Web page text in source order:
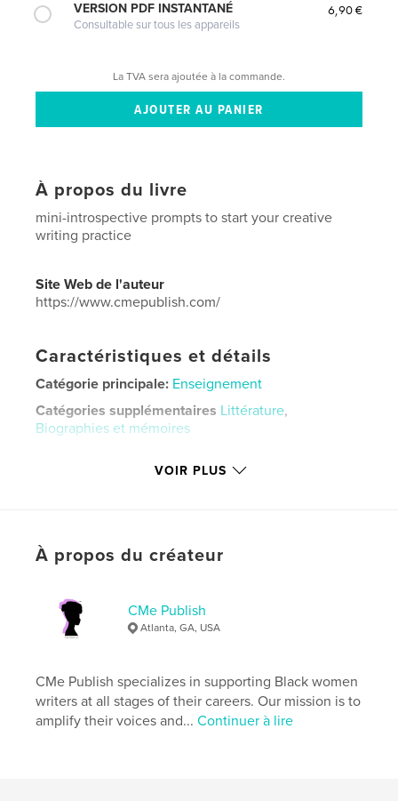
VERSION PDF INSTANTANÉ
Consultable sur tous les appareils
6,90 €
La TVA sera ajoutée à la commande.
À propos du livre
mini-introspective prompts to start your creative
writing practice
Site Web de l'auteur
https://www.cmepublish.com/
Caractéristiques et détails
Catégorie principale: Enseignement
Catégories supplémentaires Littérature,
Biographies et mémoires
Date de publication:
Langue English
Mots-clés
prompts handbook , creative
VOIR PLUS
À propos du créateur
CMe Publish
Atlanta, GA, USA
CMe Publish specializes in supporting Black women
writers at all stages of their careers. Our mission is to
amplify their voices and...Continuer à lire